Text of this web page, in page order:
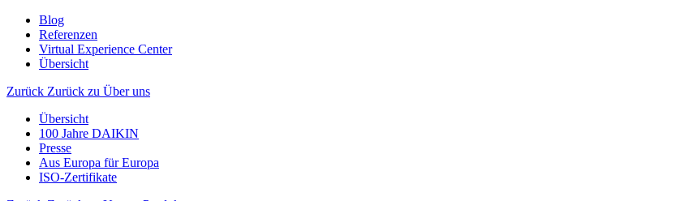
Blog
Referenzen
Virtual Experience Center
Übersicht
Zurück Zurück zu Über uns
Übersicht
100 Jahre DAIKIN
Presse
Aus Europa für Europa
ISO-Zertifikate